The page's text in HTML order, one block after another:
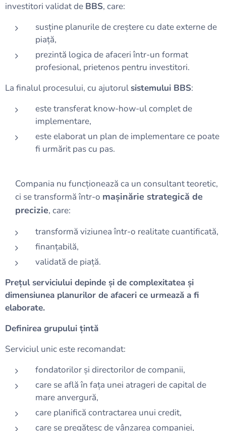
investitori validat de BBS, care:
susține planurile de creștere cu date externe de
piață,
prezintă logica de afaceri într-un format
profesional, prietenos pentru investitori.
La finalul procesului, cu ajutorulsistemului BBS:
este transferat know-how-ul complet de
implementare,
este elaborat un plan de implementare ce poate
fi urmărit pas cu pas.
Compania nu funcționează ca un consultant teoretic,
ci se transformă într-o mașinărie strategică de
precizie, care:
transformă viziunea într-o realitate cuantificată,
finanțabilă,
validată de piață.
Prețul serviciului depinde și de complexitatea și
dimensiunea planurilor de afaceri ce urmează a fi
elaborate.
Definirea grupului țintă
Serviciul unic este recomandat:
fondatorilor și directorilor de companii,
care se află în fața unei atrageri de capital de
mare anvergură,
care planifică contractarea unui credit,
care se pregătesc de vânzarea companiei,